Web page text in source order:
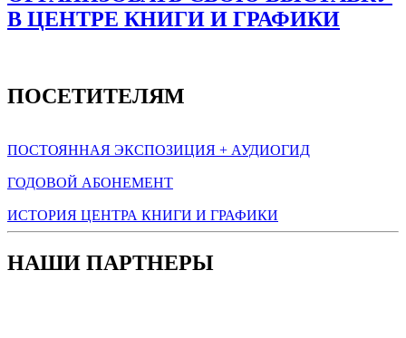
В ЦЕНТРЕ КНИГИ И ГРАФИКИ
ПОСЕТИТЕЛЯМ
ПОСТОЯННАЯ ЭКСПОЗИЦИЯ + АУДИОГИД
ГОДОВОЙ АБОНЕМЕНТ
ИСТОРИЯ ЦЕНТРА КНИГИ И ГРАФИКИ
НАШИ ПАРТНЕРЫ